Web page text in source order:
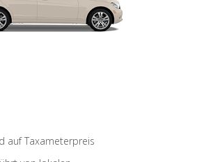
auf Taxameterpreis